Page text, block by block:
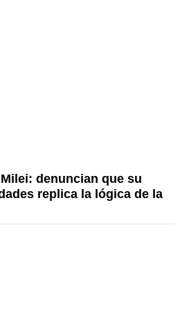
denuncian que su
replica la lógica de la